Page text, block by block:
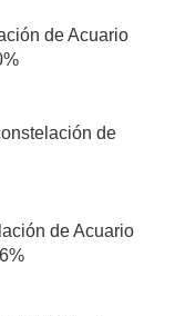
de Acuario
de
de Acuario